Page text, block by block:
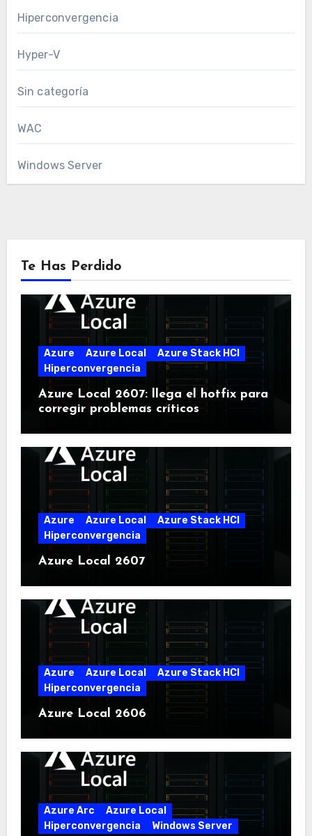
Hiperconvergencia
Hyper-V
Sin categoría
WAC
Windows Server
Te Has Perdido
Azure Azure Local
Azure Stack HCI
Hiperconvergencia
Azure Local 2607: llega el hotfix para
corregir problemas críticos
Azure Azure Local
Azure Stack HCI
Hiperconvergencia
Azure Local 2607
Azure Azure Local
Azure Stack HCI
Hiperconvergencia
Azure Local 2606
Azure Arc
Azure Local
Hiperconvergencia
Windows Server